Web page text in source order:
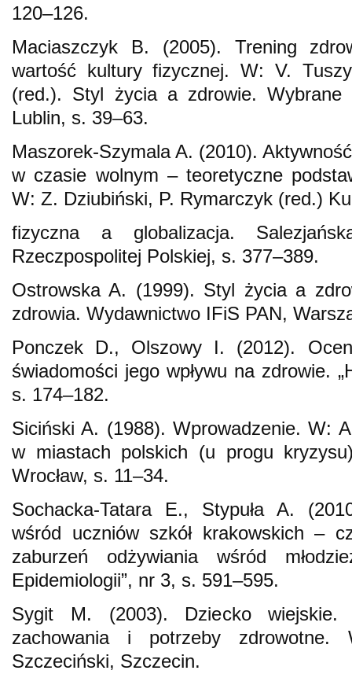
120–126.
Maciaszczyk B. (2005). Trening
wartość kultury fizycznej. W: V.
(red.). Styl życia a zdrowie. Wybrane
Lublin, s. 39–63.
Maszorek-Szymala A. (2010).
w czasie wolnym – teoretyczne
W: Z. Dziubiński, P. Rymarczyk (red.)
fizyczna a globalizacja.
Rzeczpospolitej Polskiej, s. 377–389.
Ostrowska A. (1999). Styl życia a
zdrowia. Wydawnictwo IFiS PAN,
Ponczek D., Olszowy I. (2012).
świadomości jego wpływu na zdrowie.
s. 174–182.
Siciński A. (1988). Wprowadzenie. W:
w miastach polskich (u progu
Wrocław, s. 11–34.
Sochacka‑Tatara E., Stypuła A.
wśród uczniów szkół krakowskich –
zaburzeń odżywiania wśród
Epidemiologii”, nr 3, s. 591–595.
Sygit M. (2003). Dziecko wiejskie.
zachowania i potrzeby zdrowotne.
Szczeciński, Szczecin.